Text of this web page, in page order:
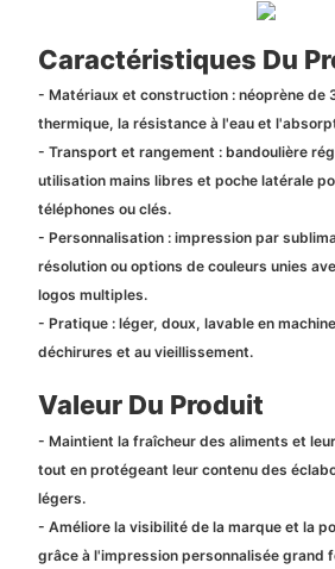
Caractéristiques Du
- Matériaux et construction : néoprène de
thermique, la résistance à l'eau et
- Transport et rangement : bandoulière
utilisation mains libres et poche latérale
téléphones ou clés.
- Personnalisation : impression par
résolution ou options de couleurs unies
logos multiples.
- Pratique : léger, doux, lavable en
déchirures et au vieillissement.
Valeur Du Produit
- Maintient la fraîcheur des aliments et
tout en protégeant leur contenu des
légers.
- Améliore la visibilité de la marque et la
grâce à l'impression personnalisée grand